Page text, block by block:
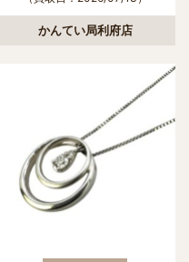
かんてい局利府店